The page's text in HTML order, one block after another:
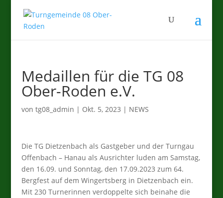
Medaillen für die TG 08
Ober-Roden e.V.
von tg08_admin | Okt. 5, 2023 | NEWS
Die TG Dietzenbach als Gastgeber und der Turngau
Offenbach – Hanau als Ausrichter luden am Samstag,
den 16.09. und Sonntag, den 17.09.2023 zum 64.
Bergfest auf dem Wingertsberg in Dietzenbach ein.
Mit 230 Turnerinnen verdoppelte sich beinahe die